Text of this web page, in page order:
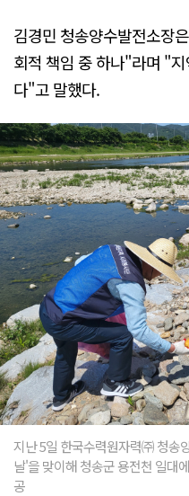
김경민 청송양수발전소장
회적 책임 중 하나"라며 "
다"고 말했다.
지난 5일 한국수력원자력㈜ 청송
날'을 맞이해 청송군 용전천 일대
공